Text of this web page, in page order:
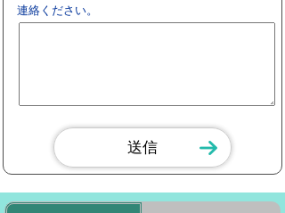
連絡ください。